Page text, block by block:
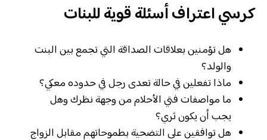
كرسي اعتراف أسئلة قوية للبنات
هل تؤمنين بعلاقات الصداقة التي تجمع بين البنت
والولد؟
ماذا تفعلين في حالة تعدى رجل في حدوده معكي؟
ما مواصفات فتي الأحلام من وجهة نظرك وهل
يجب أن يكون ثري؟
هل توافقين على التضحية بطموحاتهم مقابل الزواج